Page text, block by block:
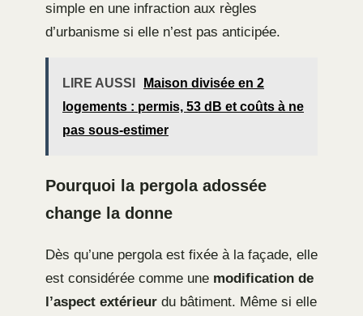
simple en une infraction aux règles
d’urbanisme si elle n’est pas anticipée.
LIRE AUSSI
Maison divisée en 2
logements : permis, 53 dB et coûts à ne
pas sous-estimer
Pourquoi la pergola adossée
change la donne
Dès qu’une pergola est fixée à la façade, elle
est considérée comme une modification de
l’aspect extérieur du bâtiment. Même si elle